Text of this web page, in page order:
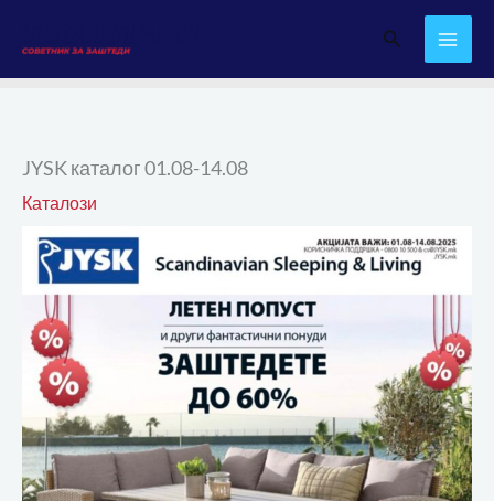
content
Search
JYSK каталог 01.08-14.08
Каталози